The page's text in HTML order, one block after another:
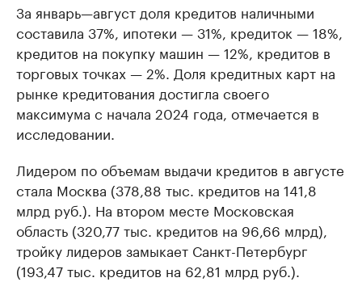
За январь—август доля кредитов наличными
составила 37%, ипотеки — 31%, кредиток — 18%,
кредитов на покупку машин — 12%, кредитов в
торговых точках — 2%. Доля кредитных карт на
рынке кредитования достигла своего
максимума с начала 2024 года, отмечается в
исследовании.
Лидером по объемам выдачи кредитов в августе
стала Москва (378,88 тыс. кредитов на 141,8
млрд руб.). На втором месте Московская
область (320,77 тыс. кредитов на 96,66 млрд),
тройку лидеров замыкает Санкт-Петербург
(193,47 тыс. кредитов на 62,81 млрд руб.).